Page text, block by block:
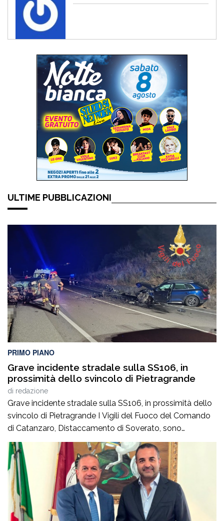
ULTIME PUBBLICAZIONI
PRIMO PIANO
Grave incidente stradale sulla SS106, in
prossimità dello svincolo di Pietragrande
di redazione
Grave incidente stradale sulla SS106, in prossimità dello
svincolo di Pietragrande I Vigili del Fuoco del Comando
di Catanzaro, Distaccamento di Soverato, sono
intervenuti sulla SS106, in prossimità dello svincolo per la
località Pietragrande, per un grave incidente stradale che
ha coinvolto una Fiat Panda, un’Audi e una
motocicletta.Nel sinistro ha perso la vita il […]